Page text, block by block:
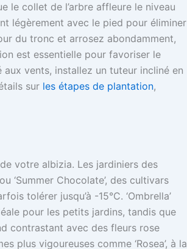
le collet de l’arbre affleure le niveau
légèrement avec le pied pour éliminer
du tronc et arrosez abondamment,
est essentielle pour favoriser le
vents, installez un tuteur incliné en
sur les étapes de plantation,
votre albizia. Les jardiniers des
‘Summer Chocolate’, des cultivars
tolérer jusqu’à -15°C. ‘Ombrella’
pour les petits jardins, tandis que
contrastant avec des fleurs rose
plus vigoureuses comme ‘Rosea’, à la